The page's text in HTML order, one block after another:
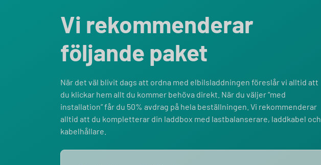
Vi rekommenderar
följande paket
När det väl blivit dags att ordna med elbilsladdningen föreslår vi alltid att
du klickar hem allt du kommer behöva direkt. När du väljer “med
installation” får du 50% avdrag på hela beställningen. Vi rekommenderar
alltid att du kompletterar din laddbox med lastbalanserare, laddkabel och
kabelhållare.